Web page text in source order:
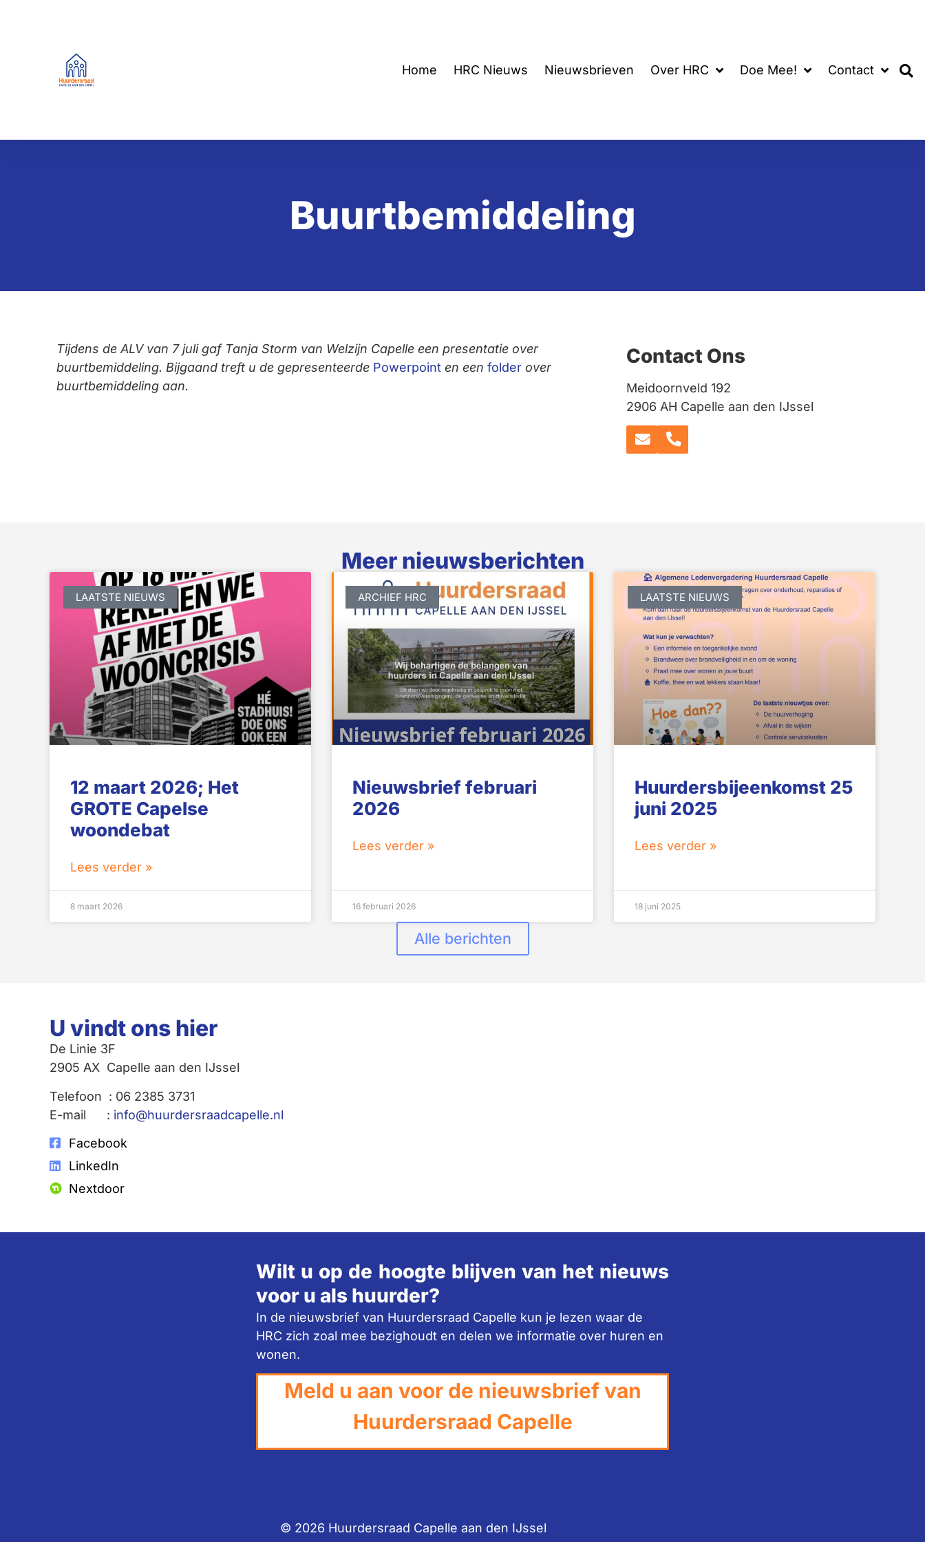
Home HRC Nieuws Nieuwsbrieven Over HRC Doe Mee! Contact
Buurtbemiddeling
Tijdens de ALV van 7 juli gaf Tanja Storm van Welzijn Capelle een presentatie over
buurtbemiddeling. Bijgaand treft u de gepresenteerde Powerpoint en een folder over
buurtbemiddeling aan.
Contact Ons
Meidoornveld 192
2906 AH Capelle aan den IJssel
Meer nieuwsberichten
LAATSTE NIEUWS
12 maart 2026; Het
GROTE Capelse
woondebat
Lees verder »
8 maart 2026
ARCHIEF HRC
Nieuwsbrief februari
2026
Lees verder »
16 februari 2026
LAATSTE NIEUWS
Huurdersbijeenkomst 25
juni 2025
Lees verder »
18 juni 2025
Alle berichten
U vindt ons hier
De Linie 3F
2905 AX Capelle aan den IJssel
Telefoon : 06 2385 3731
E-mail : info@huurdersraadcapelle.nl
Facebook
LinkedIn
Nextdoor
Wilt u op de hoogte blijven van het nieuws
voor u als huurder?
In de nieuwsbrief van Huurdersraad Capelle kun je lezen waar de
HRC zich zoal mee bezighoudt en delen we informatie over huren en
wonen.
Meld u aan voor de nieuwsbrief van
Huurdersraad Capelle
© 2026 Huurdersraad Capelle aan den IJssel